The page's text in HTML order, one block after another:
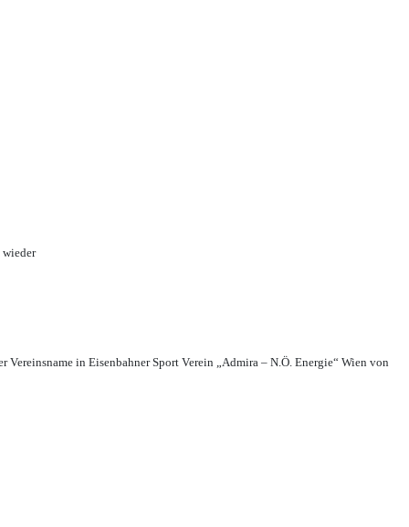
wieder
Vereinsname in Eisenbahner Sport Verein „Admira – N.Ö. Energie“ Wien von